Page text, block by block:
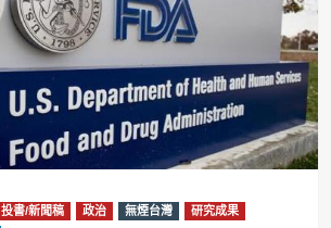
投書/新聞稿 政治 無煙台灣
研究成果